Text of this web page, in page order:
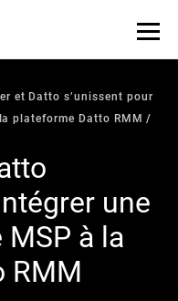
et Datto s’unissent pour
plateforme Datto RMM
une
à la
RMM